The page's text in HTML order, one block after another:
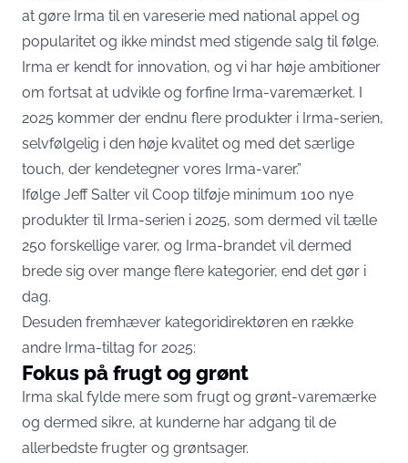
at gøre Irma til en vareserie med national appel og
popularitet og ikke mindst med stigende salg til følge.
Irma er kendt for innovation, og vi har høje ambitioner
om fortsat at udvikle og forfine Irma-varemærket. I
2025 kommer der endnu flere produkter i Irma-serien,
selvfølgelig i den høje kvalitet og med det særlige
touch, der kendetegner vores Irma-varer.”
Ifølge Jeff Salter vil Coop tilføje minimum 100 nye
produkter til Irma-serien i 2025, som dermed vil tælle
250 forskellige varer, og Irma-brandet vil dermed
brede sig over mange flere kategorier, end det gør i
dag.
Desuden fremhæver kategoridirektøren en række
andre Irma-tiltag for 2025:
Fokus på frugt og grønt
Irma skal fylde mere som frugt og grønt-varemærke
og dermed sikre, at kunderne har adgang til de
allerbedste frugter og grøntsager.